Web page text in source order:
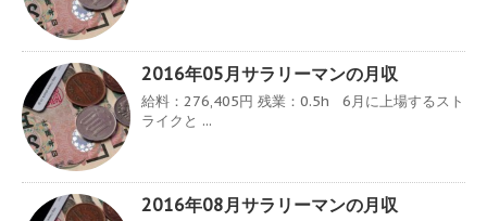
2016年05月サラリーマンの月収
給料：276,405円 残業：0.5h 6月に上場するスト
ライクと ...
2016年08月サラリーマンの月収